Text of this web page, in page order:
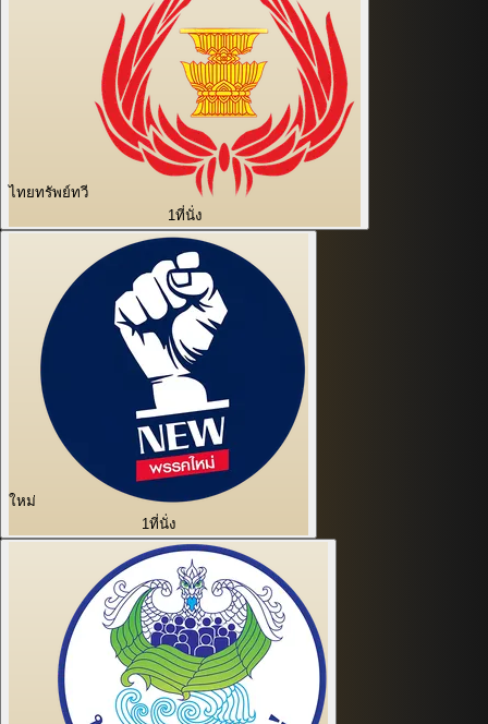
ไทยทรัพย์ทวี
1ที่นั่ง
ใหม่
1ที่นั่ง